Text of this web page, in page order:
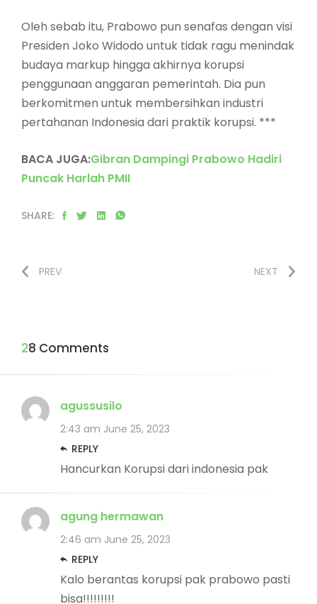
Oleh sebab itu, Prabowo pun senafas dengan visi
Presiden Joko Widodo untuk tidak ragu menindak
budaya markup hingga akhirnya korupsi
penggunaan anggaran pemerintah. Dia pun
berkomitmen untuk membersihkan industri
pertahanan Indonesia dari praktik korupsi. ***
BACA JUGA:Gibran Dampingi Prabowo Hadiri
Puncak Harlah PMII
SHARE:
PREV NEXT
28 Comments
agussusilo
2:43 am June 25, 2023
REPLY
Hancurkan Korupsi dari indonesia pak
agung hermawan
2:46 am June 25, 2023
REPLY
Kalo berantas korupsi pak prabowo pasti
bisa!!!!!!!!!